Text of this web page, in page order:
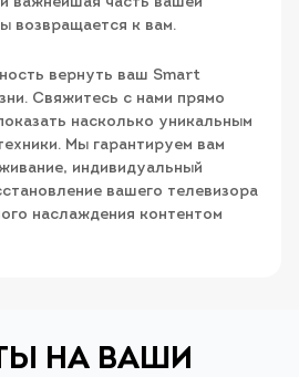
возвращается к вам.
вернуть ваш Smart
Свяжитесь с нами прямо
насколько уникальным
Мы гарантируем вам
индивидуальный
вашего телевизора
наслаждения контентом
НА ВАШИ